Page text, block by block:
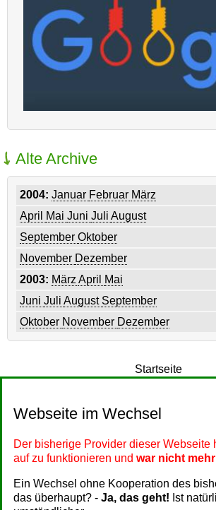
Alte Archive
2004: Januar Februar März
April
Mai Juni Juli August
September Oktober
November Dezember
2003: MärzApril
Mai
Juni Juli August September
Oktober November Dezember
Startseite
Webseite im Wechsel
Der bisherige Provider dieser Webseite
auf zu funktionieren und war nicht
Ein Wechsel ohne Kooperation des
das überhaupt? - Ja, das geht! Ist